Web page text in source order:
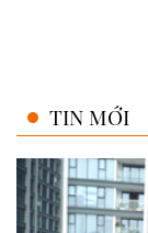
TIN MỚI